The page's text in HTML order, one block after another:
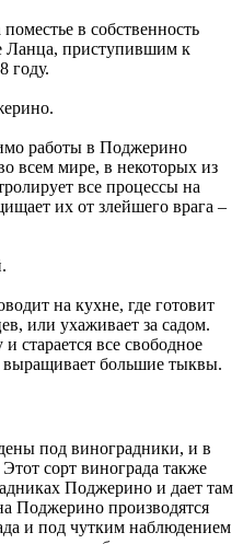
в собственность
Ланца, приступившим к
году.
работы в Поджерино
всем мире, в некоторых из
все процессы на
их от злейшего врага –
на кухне, где готовит
или ухаживает за садом.
старается все свободное
выращивает большие тыквы.
под виноградники, и в
сорт винограда также
Поджерино и дает там
Поджерино производятся
и под чутким наблюдением